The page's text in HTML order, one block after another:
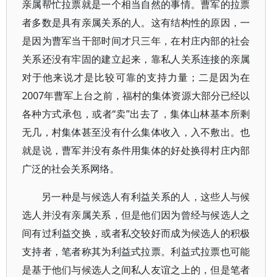
亲属帮忙拉票就是一个相当自然的事情。曹军的拉票
者多数是具有亲属关系的人。这有结构性的原因，一
是因为曹军当干部时间才只三年，在村庄内部的社会
关系还没有牢固的建立起来，靠私人关系连接的亲属
对于他来说才是比较可靠的支持力量；二是因为在
2007年曹军上台之前，福村的集体资源大部分已经以
各种方式承包，或者“卖”出去了，集体山林基本所剩
无几，村集体甚至没有什么集体收入，入不敷出。也
就是说，曹军并没有条件用集体的好处换得村庄内部
广泛的社会关系网络。
另一种是与候选人有利益关系的人，这些人与候
选人并没有亲属关系，但是他们因为曾经与候选人之
间有过利益交换，或者私交较好而成为候选人的积极
支持者，笔者称其为利益式拉票。利益式拉票也可能
是基于他们与候选人之间私人友谊之上的，但是笔者